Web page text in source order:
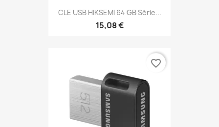
CLE USB HIKSEMI 64 GB Série...
15,08 €
favorite_border